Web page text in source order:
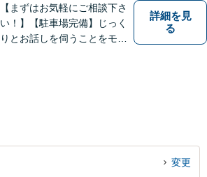
【まずはお気軽にご相談下さ
い！】【駐車場完備】じっく
りとお話しを伺うことをモッ
詳細を見
る
変更